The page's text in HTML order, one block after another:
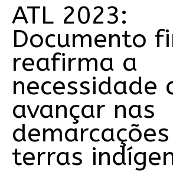
ATL 2023:
Documento
reafirma a
necessidade
avançar nas
terras